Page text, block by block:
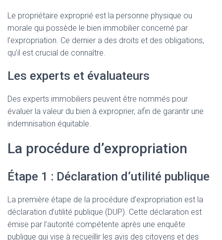
Le propriétaire exproprié est la personne physique ou
morale qui possède le bien immobilier concerné par
l’expropriation. Ce dernier a des droits et des obligations,
qu’il est crucial de connaître.
Les experts et évaluateurs
Des experts immobiliers peuvent être nommés pour
évaluer la valeur du bien à exproprier, afin de garantir une
indemnisation équitable.
La procédure d’expropriation
Étape 1 : Déclaration d’utilité publique
La première étape de la procédure d’expropriation est la
déclaration d’utilité publique (DUP). Cette déclaration est
émise par l’autorité compétente après une enquête
publique qui vise à recueillir les avis des citoyens et des